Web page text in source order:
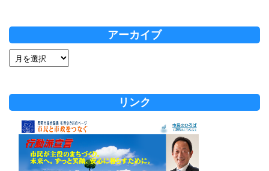
アーカイブ
リンク